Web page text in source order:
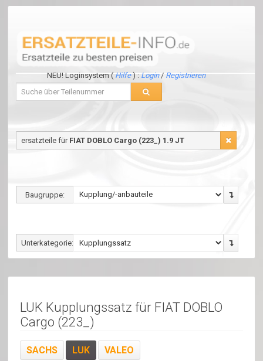
NEU! Loginsystem (Hilfe) :Login / Registrieren
ersatzteile für FIAT DOBLO Cargo (223_) 1.9 JT
Baugruppe:
Unterkategorie:
LUK Kupplungssatz für FIAT DOBLO
Cargo (223_)
SACHS LUK VALEO